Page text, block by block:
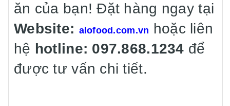
ăn của bạn! Đặt hàng ngay tại
Website: alofood.com.vn hoặc liên
hệ hotline: 097.868.1234 để
được tư vấn chi tiết.